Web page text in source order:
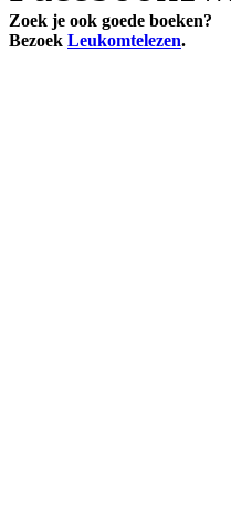
Zoek je ook goede boeken?
Bezoek Leukomtelezen.